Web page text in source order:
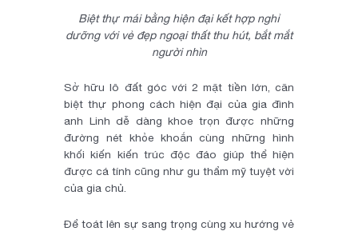
Biệt thự mái bằng hiện đại kết hợp nghỉ
dưỡng với vẻ đẹp ngoại thất thu hút, bắt mắt
người nhìn
Sở hữu lô đất góc với 2 mặt tiền lớn, căn
biệt thự phong cách hiện đại của gia đình
anh Linh dễ dàng khoe trọn được những
đường nét khỏe khoắn cùng những hình
khối kiến kiến trúc độc đáo giúp thể hiện
được cá tính cũng như gu thẩm mỹ tuyệt vời
của gia chủ.
Để toát lên sự sang trọng cùng xu hướng vẻ